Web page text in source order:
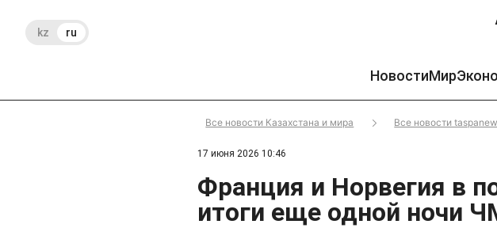
kz ru
НовостиМир
Все новости Казахстана и мира Все новости
17 июня 2026 10:46
Франция и Норвегия в
итоги еще одной ночи